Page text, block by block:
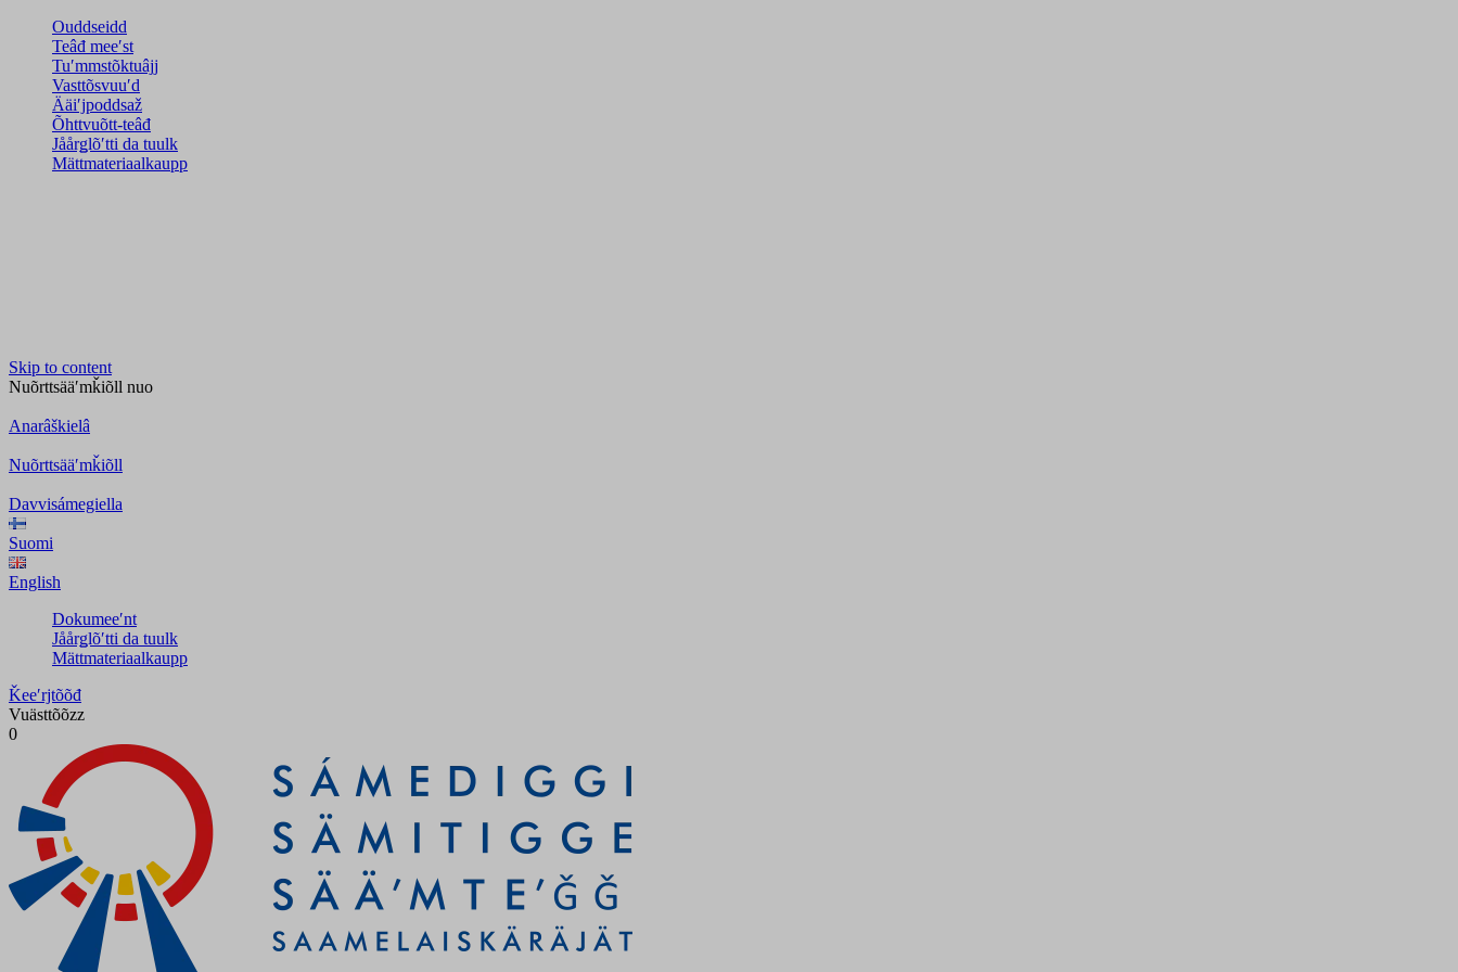
Ouddseidd
Teâđ meeʹst
Tuʹmmstõktuâjj
Vasttõsvuuʹd
Ääiʹjpoddsaž
Õhttvuõtt-teâđ
Jåårǥlõʹtti da tuulk
Mättmateriaalkaupp
Skip to content
Nuõrttsääʹmǩiõll nuo
Anarâškielâ
Nuõrttsääʹmǩiõll
Davvisámegiella
Suomi
English
Dokumeeʹnt
Jåårǥlõʹtti da tuulk
Mättmateriaalkaupp
Ǩeeʹrjtõõđ
Vuästtõõzz
0